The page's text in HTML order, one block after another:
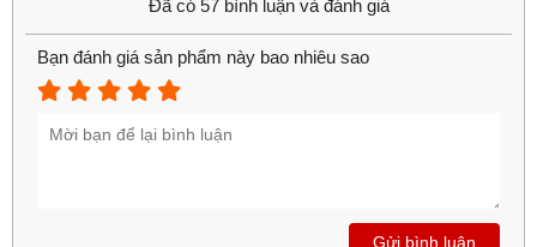
Camera "thò thụt" lạ mắt, chất lượng hàng đầu
hiện nay
Song song với cấu hình mạnh, Redmi K20 tiếp tục chinh
theo hàng dọc đặt vị trí chính giữa tại nửa trên mặt lưng,
cao: 48 MP, f/1.8; 8 MP, f/2.4; 13 MP, f/2.4. Camera
Đã có 57 bình luận và đánh giá
Bạn đánh giá sản phẩm này bao nhiêu sao
Gửi bình luận